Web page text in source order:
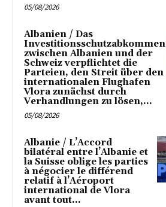
05/08/2026
Albanien / Das
Investitionsschutzabkommen
zwischen Albanien und der
Schweiz verpflichtet die
Parteien, den Streit über den
internationalen Flughafen
Vlora zunächst durch
Verhandlungen zu lösen,...
05/08/2026
Albanie / L’Accord
bilatéral entre l’Albanie et
la Suisse oblige les parties
à négocier le différend
relatif à l’Aéroport
international de Vlora
avant tout...